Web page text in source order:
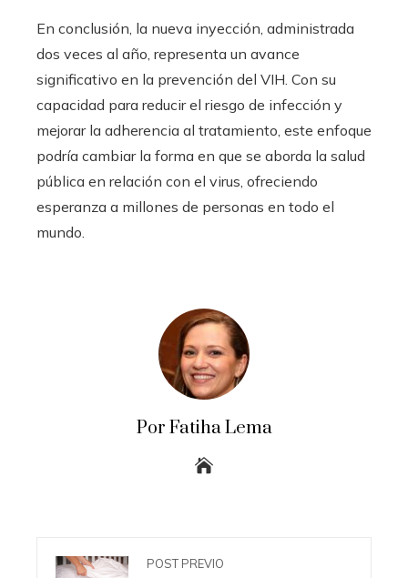
En conclusión, la nueva inyección, administrada
dos veces al año, representa un avance
significativo en la prevención del VIH. Con su
capacidad para reducir el riesgo de infección y
mejorar la adherencia al tratamiento, este enfoque
podría cambiar la forma en que se aborda la salud
pública en relación con el virus, ofreciendo
esperanza a millones de personas en todo el
mundo.
Por Fatiha Lema
POST PREVIO